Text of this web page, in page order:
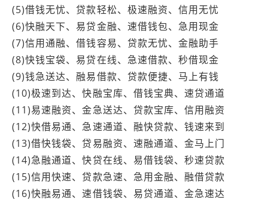
(5)借钱无忧、贷款轻松、极速融资、信用无忧
(6)快融天下、易贷金融、速借钱包、急用现金
(7)信用通融、借钱容易、贷款无忧、金融助手
(8)快钱宝袋、易贷在线、急速借款、秒借现金
(9)钱急送达、融易借款、贷款便捷、马上有钱
(10)极速到达、快融宝库、借钱宝典、速贷通道
(11)易速融资、金急送达、贷款宝库、信用融资
(12)快借易通、急速通道、融快贷款、钱速来到
(13)借快钱袋、贷易融资、速融通道、金马上门
(14)急融通道、快贷在线、易借钱袋、秒速贷款
(15)信用快速、贷款急速、急用金融、融借贷款
(16)快融易通、速借钱袋、易贷通道、金急速达